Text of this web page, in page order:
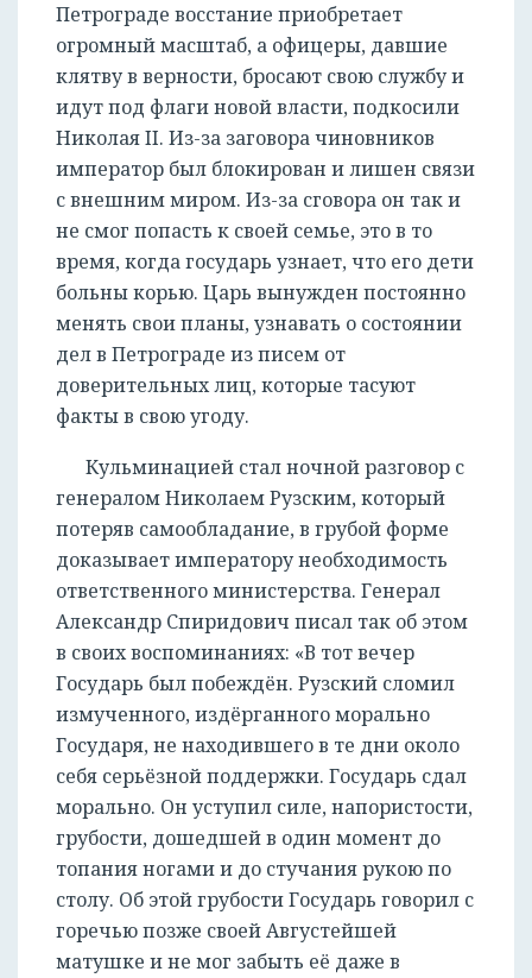
Петрограде восстание приобретает
огромный масштаб, а офицеры, давшие
клятву в верности, бросают свою службу и
идут под флаги новой власти, подкосили
Николая II. Из-за заговора чиновников
император был блокирован и лишен связи
с внешним миром. Из-за сговора он так и
не смог попасть к своей семье, это в то
время, когда государь узнает, что его дети
больны корью. Царь вынужден постоянно
менять свои планы, узнавать о состоянии
дел в Петрограде из писем от
доверительных лиц, которые тасуют
факты в свою угоду.
Кульминацией стал ночной разговор с
генералом Николаем Рузским, который
потеряв самообладание, в грубой форме
доказывает императору необходимость
ответственного министерства. Генерал
Александр Спиридович писал так об этом
в своих воспоминаниях: «В тот вечер
Государь был побеждён. Рузский сломил
измученного, издёрганного морально
Государя, не находившего в те дни около
себя серьёзной поддержки. Государь сдал
морально. Он уступил силе, напористости,
грубости, дошедшей в один момент до
топания ногами и до стучания рукою по
столу. Об этой грубости Государь говорил с
горечью позже своей Августейшей
матушке и не мог забыть её даже в